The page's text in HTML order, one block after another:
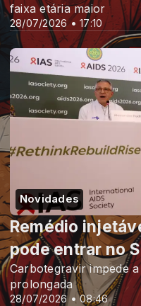
28/07/2026 • 17:10
faixa etária maior
Novidades
28/07/2026 • 08:46
Remédio
pode entrar no
Carbotegravir impede
prolongada